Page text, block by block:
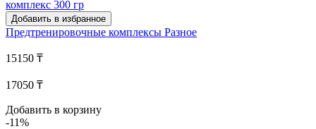
Добавить в избранное
Предтренировочные комплексы Разное
15150 ₸
17050 ₸
Добавить в корзину
-11%